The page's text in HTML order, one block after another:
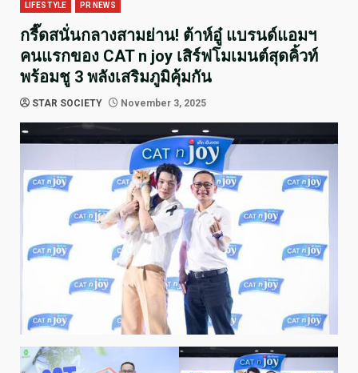
LIFESTYLE PR NEWS
กรี๊ดสนั่นกลางสามย่าน! ต้าห์อู๋ แบรนด์แอมฯ
คนแรกของ CAT n joy เสิร์ฟโมเมนต์สุดคิ้วท์
พร้อมชู 3 พลังเสริมภูมิคุ้มกัน
STAR SOCIETY November 3, 2025